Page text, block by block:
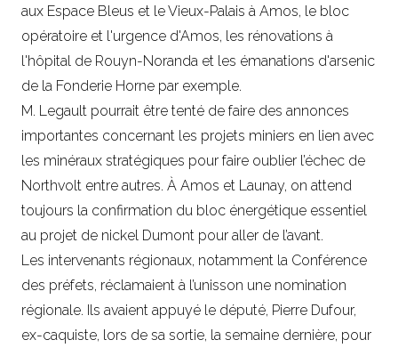
aux Espace Bleus et le Vieux-Palais à Amos, le bloc
opératoire et l'urgence d'Amos, les rénovations à
l'hôpital de Rouyn-Noranda et les émanations d'arsenic
de la Fonderie Horne par exemple.
M. Legault pourrait être tenté de faire des annonces
importantes concernant les projets miniers en lien avec
les minéraux stratégiques pour faire oublier l’échec de
Northvolt entre autres. À Amos et Launay, on attend
toujours la confirmation du bloc énergétique essentiel
au projet de nickel Dumont pour aller de l’avant.
Les intervenants régionaux, notamment la Conférence
des préfets, réclamaient à l’unisson une nomination
régionale. Ils avaient appuyé le député, Pierre Dufour,
ex-caquiste, lors de sa sortie, la semaine dernière, pour